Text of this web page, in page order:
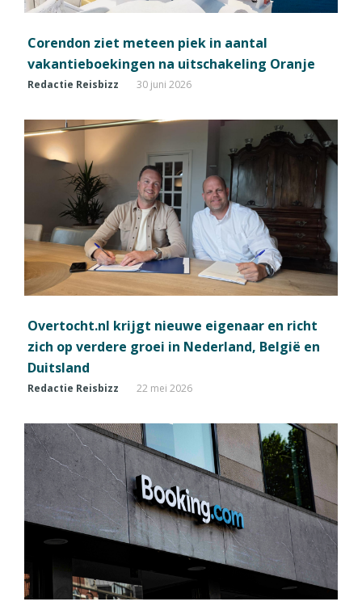
Corendon ziet meteen piek in aantal
vakantieboekingen na uitschakeling Oranje
Redactie Reisbizz 30 juni 2026
Overtocht.nl krijgt nieuwe eigenaar en richt
zich op verdere groei in Nederland, België en
Duitsland
Redactie Reisbizz 22 mei 2026